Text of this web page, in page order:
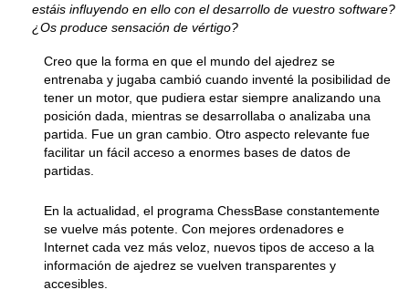
estáis influyendo en ello con el desarrollo de vuestro software?
¿Os produce sensación de vértigo?
Creo que la forma en que el mundo del ajedrez se
entrenaba y jugaba cambió cuando inventé la posibilidad de
tener un motor, que pudiera estar siempre analizando una
posición dada, mientras se desarrollaba o analizaba una
partida. Fue un gran cambio. Otro aspecto relevante fue
facilitar un fácil acceso a enormes bases de datos de
partidas.
En la actualidad, el programa ChessBase constantemente
se vuelve más potente. Con mejores ordenadores e
Internet cada vez más veloz, nuevos tipos de acceso a la
información de ajedrez se vuelven transparentes y
accesibles.